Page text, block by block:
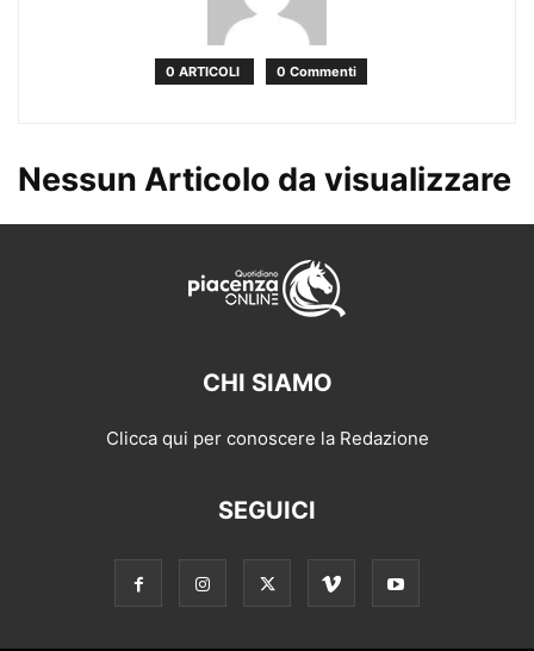
0 ARTICOLI 0 Commenti
Nessun Articolo da visualizzare
CHI SIAMO
Clicca qui per conoscere la Redazione
SEGUICI